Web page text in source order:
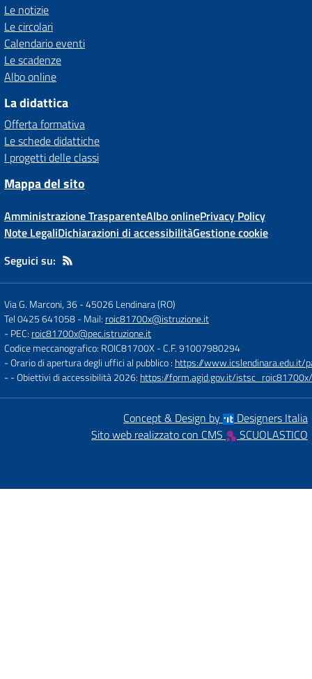
Le notizie
Le circolari
Calendario eventi
Le scadenze
Albo online
La didattica
Offerta formativa
Le schede didattiche
I progetti delle classi
Mappa del sito
Amministrazione TrasparenteAlbo onlinePrivacy Policy
Note LegaliDichiarazioni di accessibilitàGestione cookie
Seguici su:
Via G. Marconi, 36-45026 Lendinara (RO)
Tel 0425 641058- Mail: roic81700x@istruzione.it
- PEC: roic81700x@pec.istruzione.it
Codice meccanografico: ROIC81700X- C.F. 91007980294
- Orario di apertura degli uffici al pubblico : https://www.icslendinara.edu.it/
- - Obiettivi di accessibilità 2026: https://form.agid.gov.it/
Concept & Design by
Designers Italia
Sito web realizzato con CMS
SCUOLASTICO